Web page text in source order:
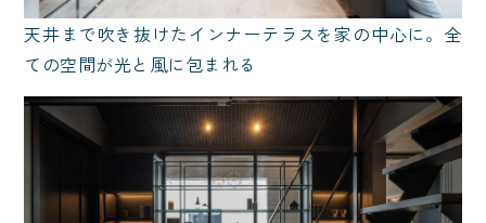
天井まで吹き抜けたインナーテラスを家の中心に。全
ての空間が光と風に包まれる